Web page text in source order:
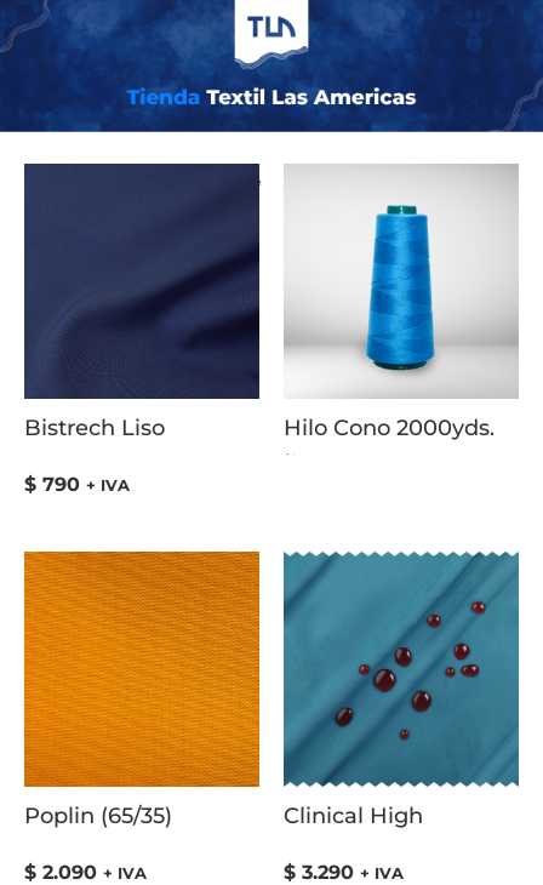
/ COLOR del producto / Celeste
Bistrech Liso
$ 790 + IVA
Hilo Cono 2000yds.
Poplin (65/35)
$ 2.090 + IVA
Clinical High
$ 3.290 + IVA